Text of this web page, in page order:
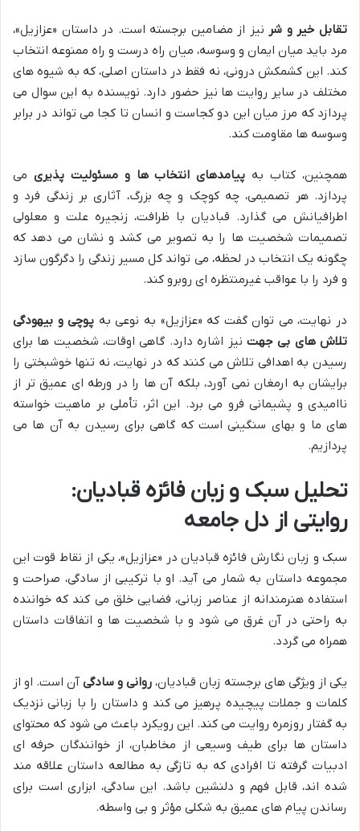
تقابل خیر و شر نیز از مضامین برجسته است. در داستان «عزازیل»،
مرد باید میان ایمان و وسوسه، میان راه درست و راه ممنوعه انتخاب
کند. این کشمکش درونی، نه فقط در داستان اصلی، که به شیوه های
مختلف در سایر روایت ها نیز حضور دارد. نویسنده به این سوال می
پردازد که مرز میان این دو کجاست و انسان تا کجا می تواند در برابر
وسوسه ها مقاومت کند.
همچنین، کتاب به پیامدهای انتخاب ها و مسئولیت پذیری می
پردازد. هر تصمیمی، چه کوچک و چه بزرگ، آثاری بر زندگی فرد و
اطرافیانش می گذارد. قبادیان با ظرافت، زنجیره علت و معلولی
تصمیمات شخصیت ها را به تصویر می کشد و نشان می دهد که
چگونه یک انتخاب در لحظه، می تواند کل مسیر زندگی را دگرگون سازد
و فرد را با عواقب غیرمنتظره ای روبرو کند.
در نهایت، می توان گفت که «عزازیل» به نوعی به پوچی و بیهودگی
تلاش های بی جهت نیز اشاره دارد. گاهی اوقات، شخصیت ها برای
رسیدن به اهدافی تلاش می کنند که در نهایت، نه تنها خوشبختی را
برایشان به ارمغان نمی آورد، بلکه آن ها را در ورطه ای عمیق تر از
ناامیدی و پشیمانی فرو می برد. این اثر، تأملی بر ماهیت خواسته
های ما و بهای سنگینی است که گاهی برای رسیدن به آن ها می
پردازیم.
تحلیل سبک و زبان فائزه قبادیان:
روایتی از دل جامعه
سبک و زبان نگارش فائزه قبادیان در «عزازیل»، یکی از نقاط قوت این
مجموعه داستان به شمار می آید. او با ترکیبی از سادگی، صراحت و
استفاده هنرمندانه از عناصر زبانی، فضایی خلق می کند که خواننده
به راحتی در آن غرق می شود و با شخصیت ها و اتفاقات داستان
همراه می گردد.
یکی از ویژگی های برجسته زبان قبادیان، روانی و سادگی آن است. او از
کلمات و جملات پیچیده پرهیز می کند و داستان را با زبانی نزدیک
به گفتار روزمره روایت می کند. این رویکرد باعث می شود که محتوای
داستان ها برای طیف وسیعی از مخاطبان، از خوانندگان حرفه ای
ادبیات گرفته تا افرادی که به تازگی به مطالعه داستان علاقه مند
شده اند، قابل فهم و دلنشین باشد. این سادگی، ابزاری است برای
رساندن پیام های عمیق به شکلی مؤثر و بی واسطه.